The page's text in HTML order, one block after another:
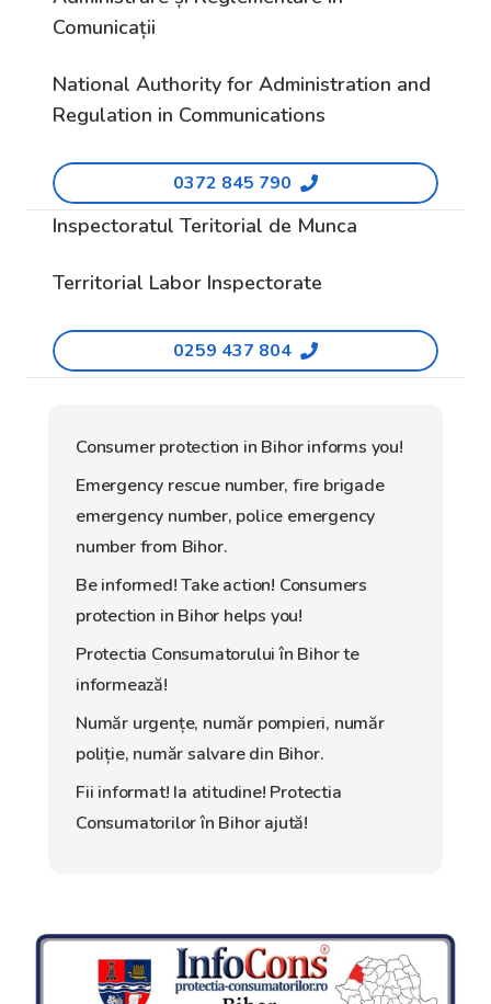
Comunicații
National Authority for Administration and
Regulation in Communications
0372 845 790
Inspectoratul Teritorial de Munca
Territorial Labor Inspectorate
0259 437 804
Consumer protection in Bihor informs you!
Emergency rescue number, fire brigade
emergency number, police emergency
number from Bihor.
Be informed! Take action! Consumers
protection in Bihor helps you!
Protectia Consumatorului în Bihor te
informează!
Număr urgențe, număr pompieri, număr
poliție, număr salvare din Bihor.
Fii informat! Ia atitudine! Protectia
Consumatorilor în Bihor ajută!